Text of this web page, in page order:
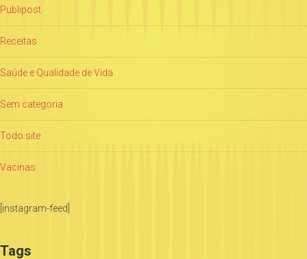
Publipost
Receitas
Saúde e Qualidade de Vida
Sem categoria
Todo site
Vacinas
[instagram-feed]
Tags